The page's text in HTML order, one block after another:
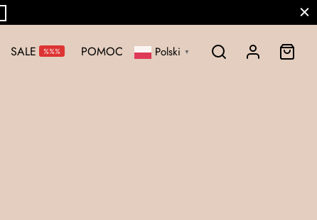
SALE %%% POMOC Polski ▼